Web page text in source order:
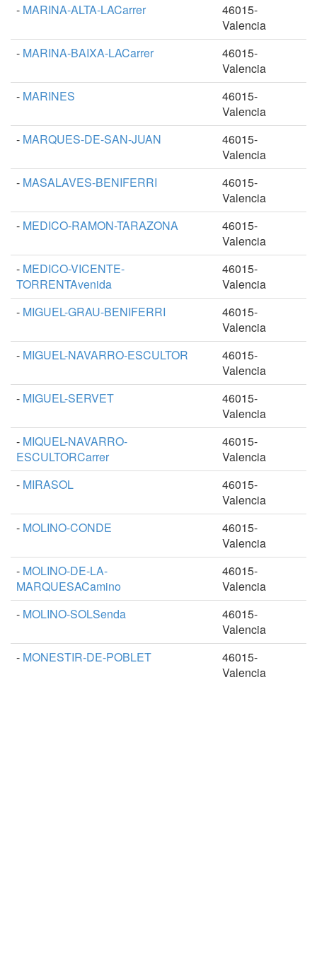
- MARINA-ALTA-LACarrer
46015-
Valencia
- MARINA-BAIXA-LACarrer
46015-
Valencia
- MARINES
46015-
Valencia
- MARQUES-DE-SAN-JUAN
46015-
Valencia
- MASALAVES-BENIFERRI
46015-
Valencia
- MEDICO-RAMON-TARAZONA
46015-
Valencia
- MEDICO-VICENTE-
TORRENTAvenida
46015-
Valencia
- MIGUEL-GRAU-BENIFERRI
46015-
Valencia
- MIGUEL-NAVARRO-ESCULTOR
46015-
Valencia
- MIGUEL-SERVET
46015-
Valencia
- MIQUEL-NAVARRO-
ESCULTORCarrer
46015-
Valencia
- MIRASOL
46015-
Valencia
- MOLINO-CONDE
46015-
Valencia
- MOLINO-DE-LA-
MARQUESACamino
46015-
Valencia
- MOLINO-SOLSenda
46015-
Valencia
- MONESTIR-DE-POBLET
46015-
Valencia